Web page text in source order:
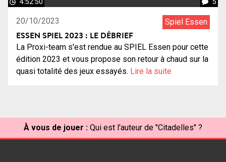
4:52:50 5
20/10/2023 Spiel Essen
ESSEN SPIEL 2023 : LE DÉBRIEF
La Proxi-team s'est rendue au SPIEL Essen pour cette
édition 2023 et vous propose son retour à chaud sur la
quasi totalité des jeux essayés. Lire la suite
À vous de jouer : Qui est l'auteur de "Citadelles" ?